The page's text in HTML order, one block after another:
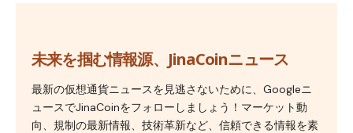
未来を掴む情報源、JinaCoinニュース
最新の仮想通貨ニュースを見逃さないために、Googleニ
ュースでJinaCoinをフォローしましょう！マーケット動
向、規制の最新情報、技術革新など、信頼できる情報を素